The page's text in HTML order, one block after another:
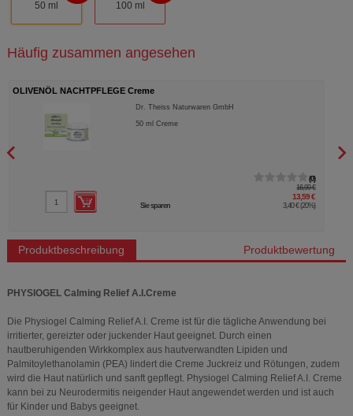
50 ml 100 ml
Häufig zusammen angesehen
OLIVENÖL NACHTPFLEGE Creme
Dr. Theiss Naturwaren GmbH
50ml Creme
0
16,99 €
13,59 €
Sie sparen 3,40 € (20%)
Produktbeschreibung Produktbewertung
PHYSIOGEL Calming Relief A.I.Creme
Die Physiogel Calming Relief A.I. Creme ist für die tägliche Anwendung bei
irritierter, gereizter oder juckender Haut geeignet. Durch einen
hautberuhigenden Wirkkomplex aus hautverwandten Lipiden und
Palmitoylethanolamin (PEA) lindert die Creme Juckreiz und Rötungen, zudem
wird die Haut natürlich und sanft gepflegt. Physiogel Calming Relief A.I. Creme
kann bei zu Neurodermitis neigender Haut angewendet werden und ist auch
für Kinder und Babys geeignet.